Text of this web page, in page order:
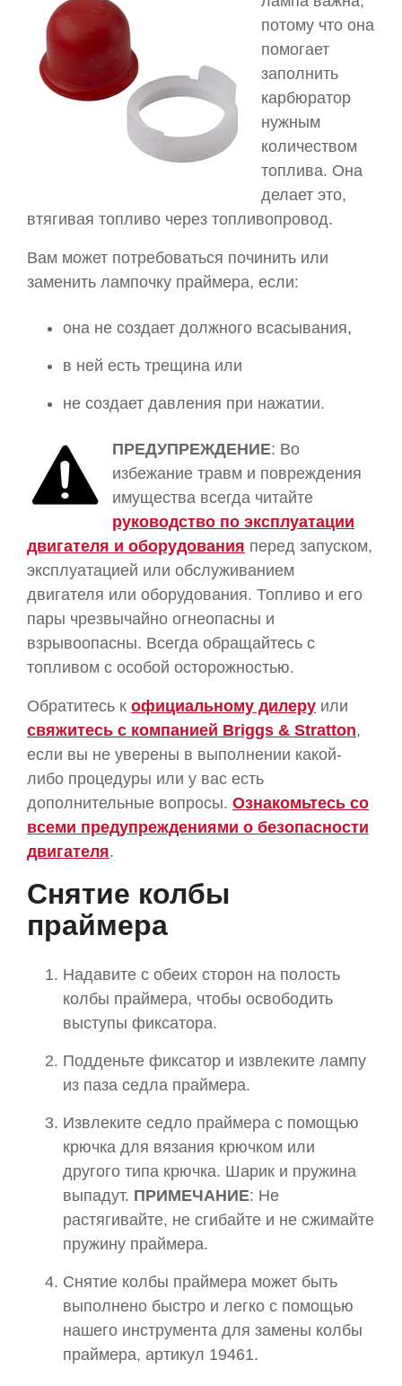
потому что она
помогает
заполнить
карбюратор
нужным
количеством
топлива. Она
делает это,
втягивая топливо через топливопровод.
Вам может потребоваться починить или
заменить лампочку праймера, если:
она не создает должного всасывания,
в ней есть трещина или
не создает давления при нажатии.
ПРЕДУПРЕЖДЕНИЕ: Во
избежание травм и повреждения
имущества всегда читайте
руководство по эксплуатации
двигателя и оборудования перед запуском,
эксплуатацией или обслуживанием
двигателя или оборудования. Топливо и его
пары чрезвычайно огнеопасны и
взрывоопасны. Всегда обращайтесь с
топливом с особой осторожностью.
Обратитесь к официальному дилеру или
свяжитесь с компанией Briggs & Stratton,
если вы не уверены в выполнении какой-
либо процедуры или у вас есть
дополнительные вопросы. Ознакомьтесь со
всеми предупреждениями о безопасности
двигателя.
Снятие колбы
праймера
Надавите с обеих сторон на полость
колбы праймера, чтобы освободить
выступы фиксатора.
Подденьте фиксатор и извлеките лампу
из паза седла праймера.
Извлеките седло праймера с помощью
крючка для вязания крючком или
другого типа крючка. Шарик и пружина
выпадут. ПРИМЕЧАНИЕ: Не
растягивайте, не сгибайте и не сжимайте
пружину праймера.
Снятие колбы праймера может быть
выполнено быстро и легко с помощью
нашего инструмента для замены колбы
праймера, артикул 19461.